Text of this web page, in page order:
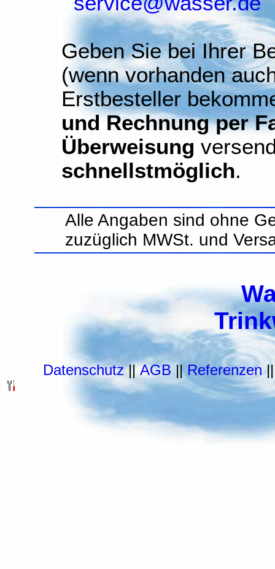
Geben Sie bei Ihrer
(wenn vorhanden
Erstbesteller
und Rechnung per
Überweisung
schnellstmöglich.
Alle Angaben sind ohne
zuzüglich MWSt. und
Datenschutz||AGB || Referenzen